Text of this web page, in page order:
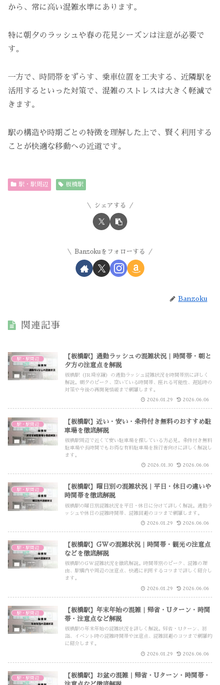
から、常に高い混雑水準にあります。
特に朝夕のラッシュや春の花見シーズンは注意が必要で
す。
一方で、時間帯をずらす、乗車位置を工夫する、近隣駅を
活用するといった対策で、混雑のストレスは大きく軽減で
きます。
駅の構造や時期ごとの特徴を理解した上で、賢く利用する
ことが快適な移動への近道です。
駅・駅周辺 板橋駅
シェアする
Banzokuをフォローする
Banzoku
関連記事
駅・駅周辺
【板橋駅】通勤ラッシュの混雑状況｜時間帯・朝と
夕方の注意点を解説
板橋駅（JR埼京線）の通勤ラッシュ混雑状況を時間帯別に詳しく
解説。朝夕のピーク、空いている時間帯、座れる可能性、遅延時の
対策や今後の再開発情報まで網羅します。
2026.01.29 2026.06.06
駅・駅周辺
【板橋駅】近い・安い・条件付き無料のおすすめ駐
車場を徹底解説
板橋駅周辺で近くて安い駐車場を探している方必見。条件付き無料
駐車場や長時間でもお得な有料駐車場を旅行者向けに詳しく解説し
ます。
2026.01.30 2026.06.06
駅・駅周辺
【板橋駅】曜日別の混雑状況｜平日・休日の違いや
時間帯を徹底解説
板橋駅の曜日別混雑状況を平日・休日に分けて詳しく解説。通勤ラ
ッシュや休日の混雑時間帯、混雑回避のコツまで網羅します。
2026.01.29 2026.06.06
駅・駅周辺
【板橋駅】GWの混雑状況｜時間帯・観光の注意点
などを徹底解説
板橋駅のGW混雑状況を徹底解説。時間帯別のピーク、混雑の理
由、駅構内や周辺の注意点、快適に利用するコツまで詳しく紹介し
ます。
2026.01.29 2026.06.06
駅・駅周辺
【板橋駅】年末年始の混雑｜帰省・Uターン・時間
帯・注意点など解説
板橋駅の年末年始の混雑状況を詳しく解説。帰省・Uターン、初
詣、イベント時の混雑時間帯や注意点、混雑回避のコツまで網羅的
に紹介します。
2026.01.29 2026.06.06
駅・駅周辺
【板橋駅】お盆の混雑｜帰省・Uターン・時間帯・